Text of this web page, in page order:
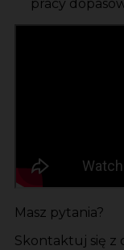
pracy
Masz pytania?
Skontaktuj się z